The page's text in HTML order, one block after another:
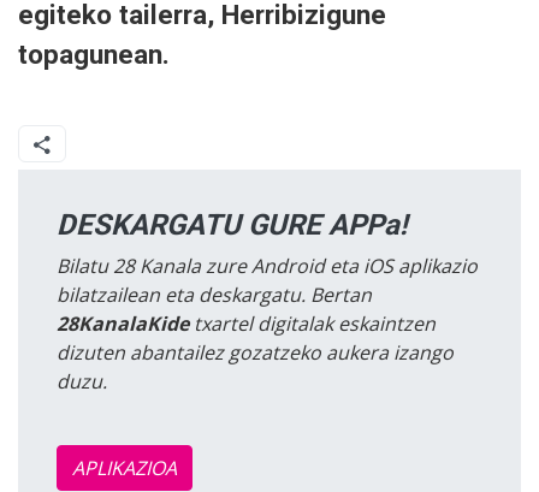
egiteko tailerra, Herribizigune
topagunean.
DESKARGATU GURE APPa!
Bilatu 28 Kanala zure Android eta iOS aplikazio
bilatzailean eta deskargatu. Bertan
28KanalaKidetxartel digitalak eskaintzen
dizuten abantailez gozatzeko aukera izango
duzu.
APLIKAZIOA